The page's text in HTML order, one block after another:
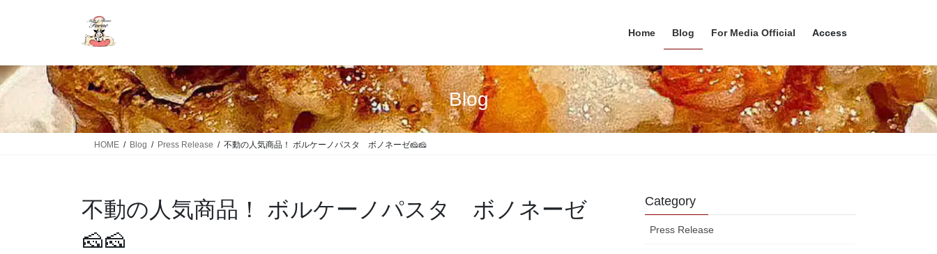
Home Blog For Media Official Access
Blog
HOME Blog Press Release 不動の人気商品！ ボルケーノパスタ ボノネーゼ🧀🧀
不動の人気商品！ ボルケーノパスタ ボノネーゼ
🧀🧀
Category
Press Release